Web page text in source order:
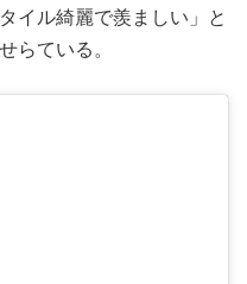
イル綺麗で羨ましい」と
らている。